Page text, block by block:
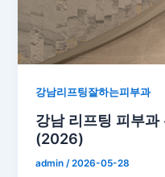
강남리프팅잘하는피부과
강남 리프팅 피부과
(2026)
admin /2026-05-28